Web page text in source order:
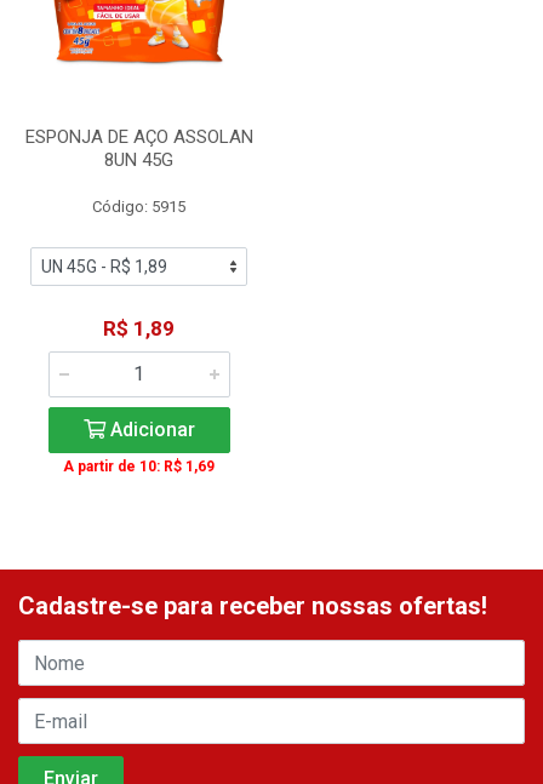
ESPONJA DE AÇO ASSOLAN
8UN 45G
Código: 5915
R$ 1,89
Adicionar
A partir de 10: R$ 1,69
Cadastre-se para receber nossas ofertas!